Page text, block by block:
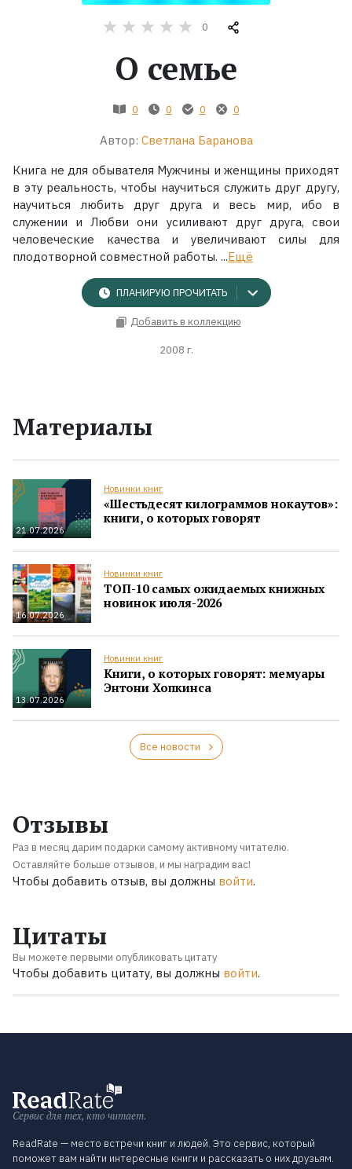
Экранизации
Коллекции
0
О семье
0 0 0 0
Автор: Светлана Баранова
Книга не для обывателя Мужчины и женщины приходят
в эту реальность, чтобы научиться служить друг другу,
научиться любить друг друга и весь мир, ибо в
служении и Любви они усиливают друг друга, свои
человеческие качества и увеличивают силы для
плодотворной совместной работы. ...Ещё
ПЛАНИРУЮ ПРОЧИТАТЬ
Добавить в коллекцию
2008 г.
Материалы
21.07.2026
Новинки книг
«Шестьдесят килограммов нокаутов»:
книги, о которых говорят
16.07.2026
Новинки книг
ТОП-10 самых ожидаемых книжных
новинок июля-2026
13.07.2026
Новинки книг
Книги, о которых говорят: мемуары
Энтони Хопкинса
Все новости
Отзывы
Раз в месяц дарим подарки самому активному читателю.
Оставляйте больше отзывов, и мы наградим вас!
Чтобы добавить отзыв, вы должны войти.
Цитаты
Вы можете первыми опубликовать цитату
Чтобы добавить цитату, вы должны войти.
Сервис для тех, кто читает.
ReadRate — место встречи книг и людей. Это сервис, который
поможет вам найти интересные книги и рассказать о них друзьям.